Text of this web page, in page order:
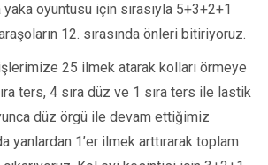
oyuntusu için sırasıyla 5+3+2+1
12. sırasında önleri bitiriyoruz.
25 ilmek atarak kolları örmeye
ters, 4 sıra düz ve 1 sıra ters ile lastik
düz örgü ile devam ettiğimiz
yanlardan 1’er ilmek arttırarak toplam